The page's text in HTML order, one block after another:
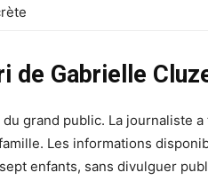
de Gabrielle
grand public. La journaliste
Les informations
enfants, sans divulguer